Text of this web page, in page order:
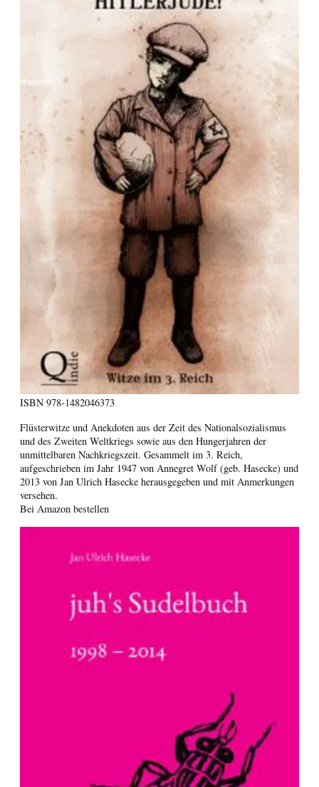
ISBN 978-1482046373
Flüsterwitze und Anekdoten aus der Zeit des Nationalsozialismus
und des Zweiten Weltkriegs sowie aus den Hungerjahren der
unmittelbaren Nachkriegszeit. Gesammelt im 3. Reich,
aufgeschrieben im Jahr 1947 von Annegret Wolf (geb. Hasecke) und
2013 von Jan Ulrich Hasecke herausgegeben und mit Anmerkungen
versehen.
Bei Amazon bestellen